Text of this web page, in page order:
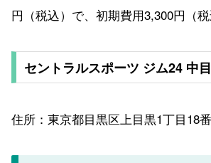
円（税込）で、初期費用3,300円（税
セントラルスポーツ ジム24 中
住所：東京都目黒区上目黒1丁目18